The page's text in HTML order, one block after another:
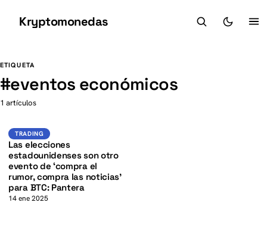
Kryptomonedas
ETIQUETA
#eventos económicos
1 artículos
TRADING BTC
K
TRADING
Las elecciones
estadounidenses son otro
evento de ‘compra el
rumor, compra las noticias’
para BTC: Pantera
14 ene 2025